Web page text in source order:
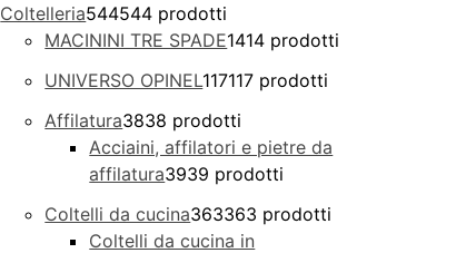
Coltelleria544544 prodotti
MACININI TRE SPADE1414 prodotti
UNIVERSO OPINEL117117 prodotti
Affilatura3838 prodotti
Acciaini, affilatori e pietre da
affilatura3939 prodotti
Coltelli da cucina363363 prodotti
Coltelli da cucina in